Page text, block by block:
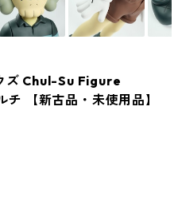
ズ Chul-Su Figure
【新古品・未使用品】